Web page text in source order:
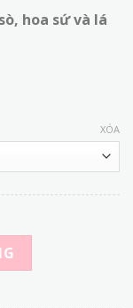
hoa sứ và lá
XÓA
Rỡ số lượng